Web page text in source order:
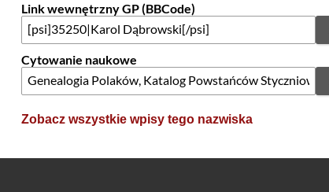
Link wewnętrzny GP (BBCode)
Cytowanie naukowe
Zobacz wszystkie wpisy tego nazwiska